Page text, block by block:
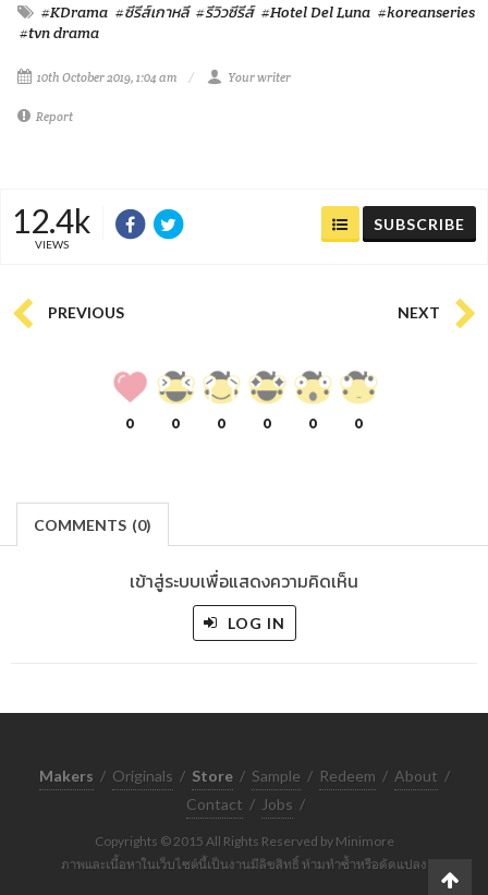
#KDrama #ซีรีส์เกาหลี #รีวิวซีรีส์ #Hotel Del Luna #koreanseries
#tvn drama
10th October 2019, 1:04 am Your writer
Report
12.4k
VIEWS
SUBSCRIBE
PREVIOUS NEXT
0 0 0 0 0 0
COMMENTS (0)
เข้าสู่ระบบเพื่อแสดงความคิดเห็น
LOG IN
Makers / Originals / Store / Sample / Redeem / About /
Contact / Jobs /
Copyrights © 2015 All Rights Reserved by Minimore
ภาพและเนื้อหาในเว็บไซต์นี้เป็นงานมีลิขสิทธิ์ ห้ามทำซ้ำหรือดัดแปลง